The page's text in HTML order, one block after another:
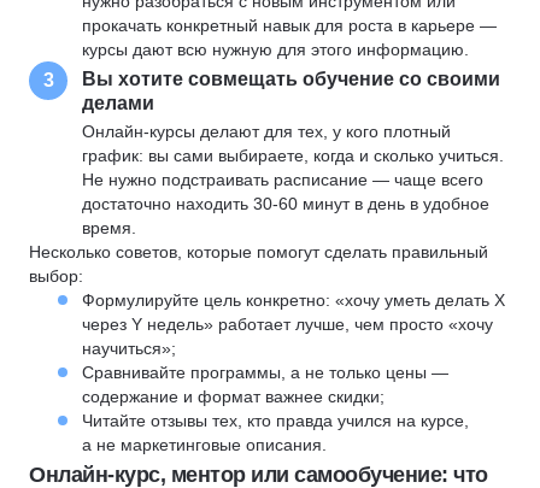
прокачать конкретный навык для роста в карьере —
курсы дают всю нужную для этого информацию.
3
Вы хотите совмещать обучение со своими
делами
Онлайн-курсы делают для тех, у кого плотный
график: вы сами выбираете, когда и сколько учиться.
Не нужно подстраивать расписание — чаще всего
достаточно находить 30-60 минут в день в удобное
время.
Несколько советов, которые помогут сделать правильный
выбор:
Формулируйте цель конкретно: «хочу уметь делать X
через Y недель» работает лучше, чем просто «хочу
научиться»;
Сравнивайте программы, а не только цены —
содержание и формат важнее скидки;
Читайте отзывы тех, кто правда учился на курсе,
а не маркетинговые описания.
Онлайн-курс, ментор или самообучение: что